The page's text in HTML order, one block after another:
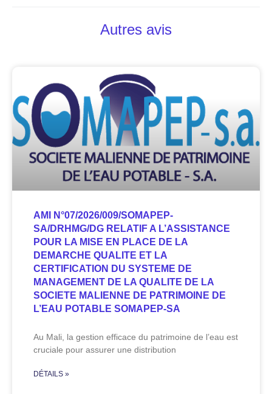
Autres avis
AMI N°07/2026/009/SOMAPEP-
SA/DRHMG/DG RELATIF A L’ASSISTANCE
POUR LA MISE EN PLACE DE LA
DEMARCHE QUALITE ET LA
CERTIFICATION DU SYSTEME DE
MANAGEMENT DE LA QUALITE DE LA
SOCIETE MALIENNE DE PATRIMOINE DE
L’EAU POTABLE SOMAPEP-SA
Au Mali, la gestion efficace du patrimoine de l’eau est
cruciale pour assurer une distribution
DÉTAILS »